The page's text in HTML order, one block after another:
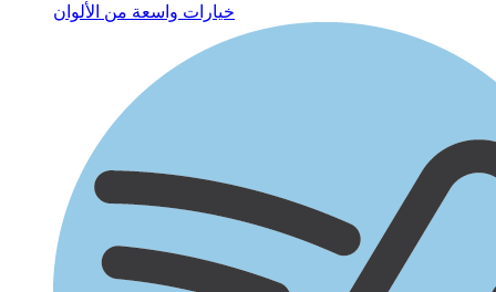
خيارات واسعة من الألوان